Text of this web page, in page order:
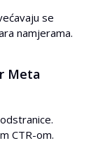
se
namjerama.
Meta
CTR-om.